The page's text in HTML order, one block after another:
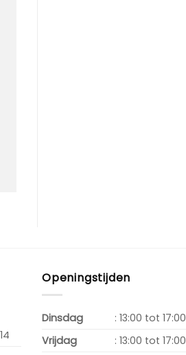
Openingstijden
Dinsdag
: 13:00 tot 17:00
Vrijdag
: 13:00 tot 17:00